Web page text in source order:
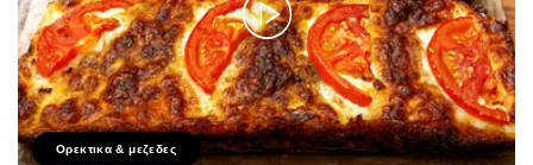
Ορεκτικα & μεζεδες